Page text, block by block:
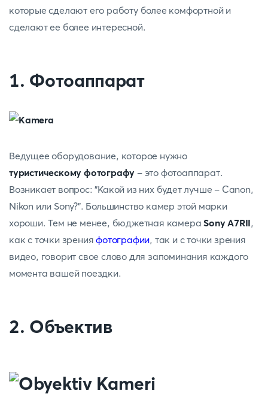
которые сделают его работу более комфортной и
сделают ее более интересной.
1. Фотоаппарат
Ведущее оборудование, которое нужно
туристическому фотографу - это фотоаппарат.
Возникает вопрос: "Какой из них будет лучше - Canon,
Nikon или Sony?". Большинство камер этой марки
хороши. Тем не менее, бюджетная камераSony A7RII,
как с точки зренияфотографии, так и с точки зрения
видео, говорит свое слово для запоминания каждого
момента вашей поездки.
2. Объектив